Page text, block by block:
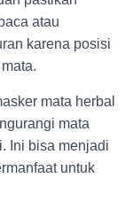
atau
karena posisi
mata herbal
mata
Ini bisa menjadi
untuk